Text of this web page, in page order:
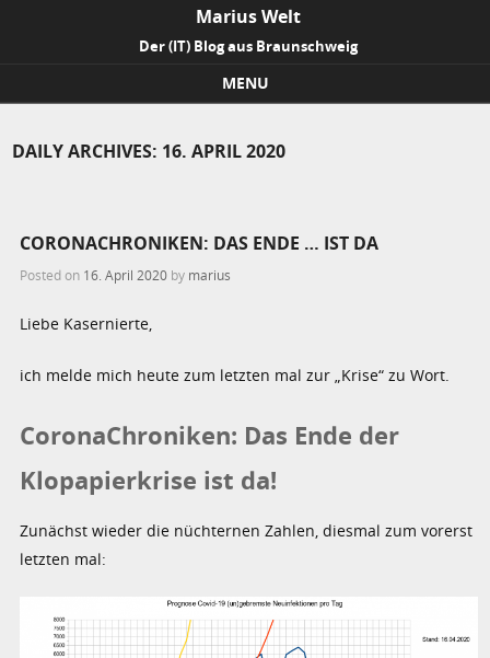
Marius Welt
Der (IT) Blog aus Braunschweig
MENU
DAILY ARCHIVES: 16. APRIL 2020
CORONACHRONIKEN: DAS ENDE … IST DA
Posted on 16. April 2020 by marius
Liebe Kasernierte,
ich melde mich heute zum letzten mal zur „Krise“ zu Wort.
CoronaChroniken: Das Ende der
Klopapierkrise ist da!
Zunächst wieder die nüchternen Zahlen, diesmal zum vorerst
letzten mal: